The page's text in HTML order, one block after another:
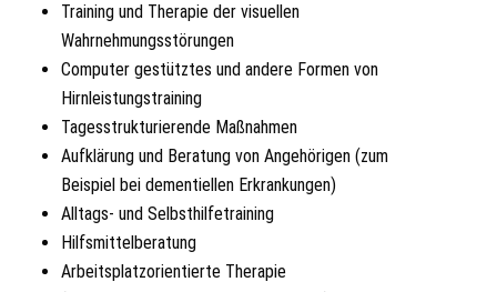
Training und Therapie der visuellen
Wahrnehmungsstörungen
Computer gestütztes und andere Formen von
Hirnleistungstraining
Tagesstrukturierende Maßnahmen
Aufklärung und Beratung von Angehörigen (zum
Beispiel bei dementiellen Erkrankungen)
Alltags- und Selbsthilfetraining
Hilfsmittelberatung
Arbeitsplatzorientierte Therapie